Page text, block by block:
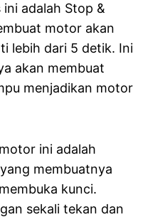
adalah Stop &
motor akan
lebih dari 5 detik. Ini
akan membuat
menjadikan motor
ini adalah
membuatnya
kunci.
sekali tekan dan